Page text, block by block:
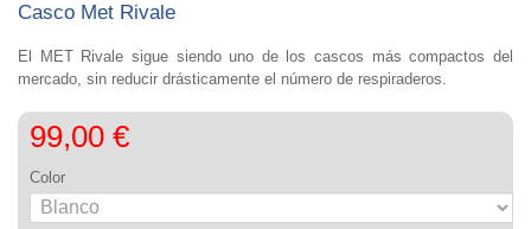
Casco Met Rivale
El MET Rivale sigue siendo uno de los cascos más compactos del
mercado, sin reducir drásticamente el número de respiraderos.
99,00 €
Color